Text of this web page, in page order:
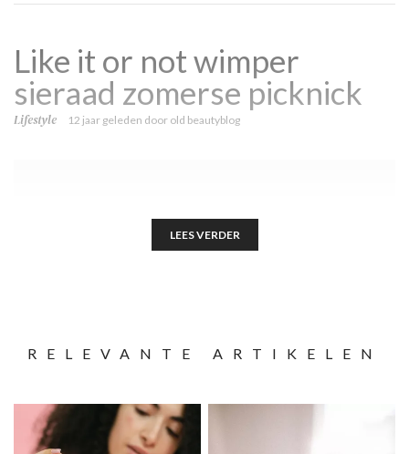
Like it or not wimper
sieraad zomerse picknick
Lifestyle 12 jaar geleden door old beautyblog
LEES VERDER
RELEVANTE ARTIKELEN